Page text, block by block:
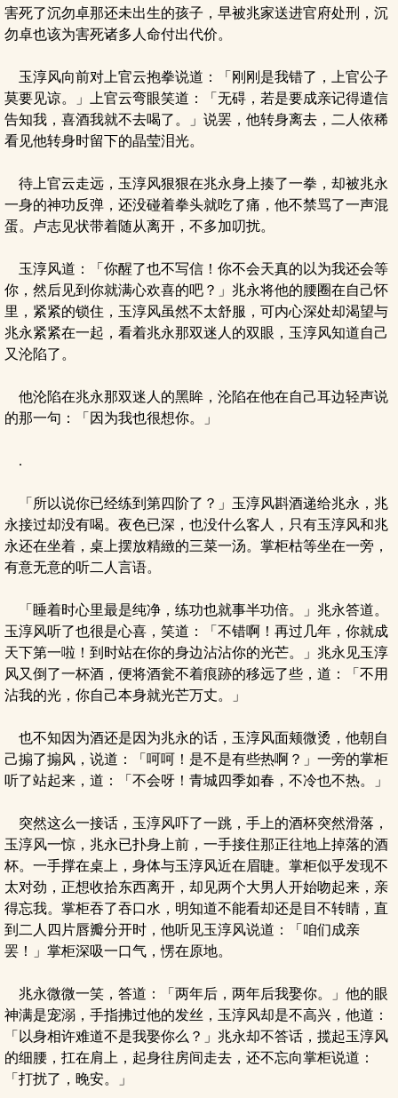
害死了沉勿卓那还未出生的孩子，早被兆家送进官府处刑，沉
勿卓也该为害死诸多人命付出代价。
玉淳风向前对上官云抱拳说道：「刚刚是我错了，上官公子
莫要见谅。」上官云弯眼笑道：「无碍，若是要成亲记得遣信
告知我，喜酒我就不去喝了。」说罢，他转身离去，二人依稀
看见他转身时留下的晶莹泪光。
待上官云走远，玉淳风狠狠在兆永身上揍了一拳，却被兆永
一身的神功反弹，还没碰着拳头就吃了痛，他不禁骂了一声混
蛋。卢志见状带着随从离开，不多加叨扰。
玉淳风道：「你醒了也不写信！你不会天真的以为我还会等
你，然后见到你就满心欢喜的吧？」兆永将他的腰圈在自己怀
里，紧紧的锁住，玉淳风虽然不太舒服，可内心深处却渴望与
兆永紧紧在一起，看着兆永那双迷人的双眼，玉淳风知道自己
又沦陷了。
他沦陷在兆永那双迷人的黑眸，沦陷在他在自己耳边轻声说
的那一句：「因为我也很想你。」
.
「所以说你已经练到第四阶了？」玉淳风斟酒递给兆永，兆
永接过却没有喝。夜色已深，也没什么客人，只有玉淳风和兆
永还在坐着，桌上摆放精緻的三菜一汤。掌柜枯等坐在一旁，
有意无意的听二人言语。
「睡着时心里最是纯净，练功也就事半功倍。」兆永答道。
玉淳风听了也很是心喜，笑道：「不错啊！再过几年，你就成
天下第一啦！到时站在你的身边沾沾你的光芒。」兆永见玉淳
风又倒了一杯酒，便将酒瓮不着痕跡的移远了些，道：「不用
沾我的光，你自己本身就光芒万丈。」
也不知因为酒还是因为兆永的话，玉淳风面颊微烫，他朝自
己搧了搧风，说道：「呵呵！是不是有些热啊？」一旁的掌柜
听了站起来，道：「不会呀！青城四季如春，不冷也不热。」
突然这么一接话，玉淳风吓了一跳，手上的酒杯突然滑落，
玉淳风一惊，兆永已扑身上前，一手接住那正往地上掉落的酒
杯。一手撑在桌上，身体与玉淳风近在眉睫。掌柜似乎发现不
太对劲，正想收拾东西离开，却见两个大男人开始吻起来，亲
得忘我。掌柜吞了吞口水，明知道不能看却还是目不转睛，直
到二人四片唇瓣分开时，他听见玉淳风说道：「咱们成亲
罢！」掌柜深吸一口气，愣在原地。
兆永微微一笑，答道：「两年后，两年后我娶你。」他的眼
神满是宠溺，手指拂过他的发丝，玉淳风却是不高兴，他道：
「以身相许难道不是我娶你么？」兆永却不答话，揽起玉淳风
的细腰，扛在肩上，起身往房间走去，还不忘向掌柜说道：
「打扰了，晚安。」